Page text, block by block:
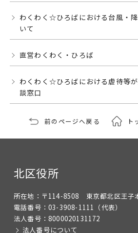
わくわく☆ひろばにおける台風・
いて
直営わくわく・ひろば
わくわく☆ひろばにおける虐待等
談窓口
前のページへ戻る ト
北区役所
所在地： 〒114-8508 東京都北区王子
電話番号： 03-3908-1111 （代表）
法人番号： 8000020131172
法人番号について